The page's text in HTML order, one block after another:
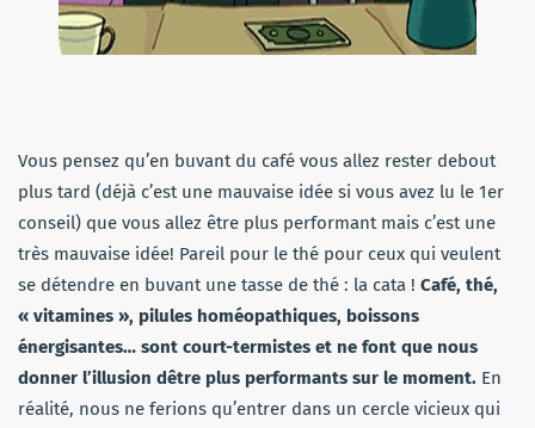
Vous pensez qu’en buvant du café vous allez rester debout
plus tard (déjà c’est une mauvaise idée si vous avez lu le 1er
conseil) que vous allez être plus performant mais c’est une
très mauvaise idée! Pareil pour le thé pour ceux qui veulent
se détendre en buvant une tasse de thé : la cata ! Café, thé,
« vitamines », pilules homéopathiques, boissons
énergisantes… sont court-termistes et ne font que nous
donner l’illusion dêtre plus performants sur le moment. En
réalité, nous ne ferions qu’entrer dans un cercle vicieux qui